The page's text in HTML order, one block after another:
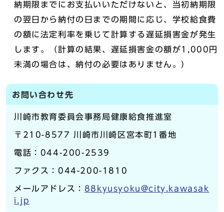
納期限までにお支払いいただけないと、当初納期限
の翌日から納付の日までの期間に応じ、学校給食費
の額に法定利率を乗じて計算する遅延損害金が発生
します。（計算の結果、遅延損害金の額が1,000円
未満の場合は、納付の必要はありません。）
お問い合わせ先
川崎市教育委員会事務局健康給食推進室
〒210-8577 川崎市川崎区宮本町1番地
電話：044-200-2539
ファクス：044-200-1810
メールアドレス： 88kyusyoku@city.kawasak
i.jp